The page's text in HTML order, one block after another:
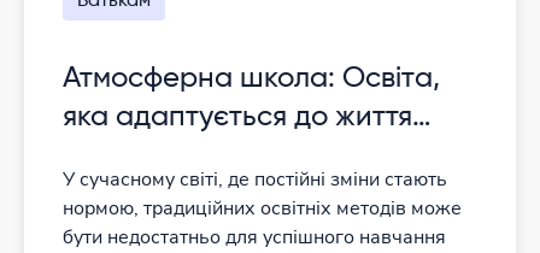
Атмосферна школа: Освіта,
яка адаптується до життя
У сучасному світі, де постійні зміни стають
нормою, традиційних освітніх методів може
бути недостатньо для успішного навчання